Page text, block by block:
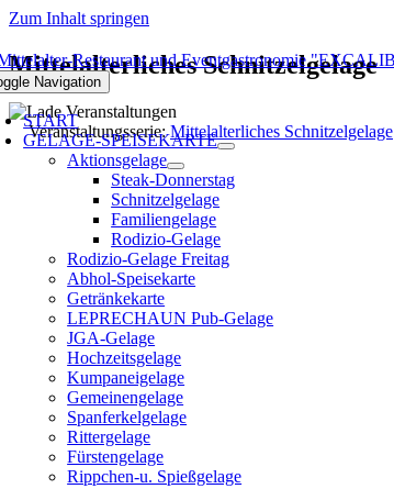
Zum Inhalt springen
Navigation
START
GELAGE-SPEISEKARTE
Aktionsgelage
Steak-Donnerstag
Schnitzelgelage
Familiengelage
Rodizio-Gelage
Rodizio-Gelage Freitag
Abhol-Speisekarte
Getränkekarte
LEPRECHAUN Pub-Gelage
JGA-Gelage
Hochzeitsgelage
Kumpaneigelage
Gemeinengelage
Spanferkelgelage
Rittergelage
Fürstengelage
Rippchen-u. Spießgelage
Mittelalterliches Schnitzelgelage
Veranstaltungsserie:Mittelalterliches Schnitzelgelage